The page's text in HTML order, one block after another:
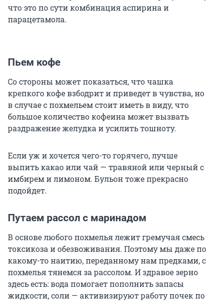
что это по сути комбинация аспирина и
парацетамола.
Пьем кофе
Со стороны может показаться, что чашка
крепкого кофе взбодрит и приведет в чувства, но
в случае с похмельем стоит иметь в виду, что
большое количество кофеина может вызвать
раздражение желудка и усилить тошноту.
Если уж и хочется чего-то горячего, лучше
выпить какао или чай — травяной или черный с
имбирем и лимоном. Бульон тоже прекрасно
подойдет.
Путаем рассол с маринадом
В основе любого похмелья лежит гремучая смесь
токсикоза и обезвоживания. Поэтому мы даже по
какому-то наитию, переданному нам предками, с
похмелья тянемся за рассолом. И здравое зерно
здесь есть: вода помогает пополнить запасы
жидкости, соли — активизируют работу почек по